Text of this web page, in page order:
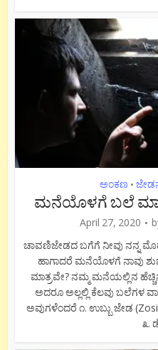
ಅಂಕಣ •
ಮನೆಯೊಳಗೆ ಬಲೆ
April 27, 2020
ಚಾವಣಿಜೇಡದ ಬಗೆಗೆ ನೀವು ನನ್ನ
ಹಾಗಾದರೆ ಮನೆಯೊಳಗೆ ನಾವು
ಮಾತ್ರವೇ? ನಮ್ಮ ಮನೆಯಲ್ಲಿನ
ಅದರೂ ಅಲ್ಲಲ್ಲಿ ಕೆಲವು ಬಲೆಗಳ
ಅವುಗಳೆಂದರೆ ೧. ಉಬ್ಬು ಜೇಡ
೩.